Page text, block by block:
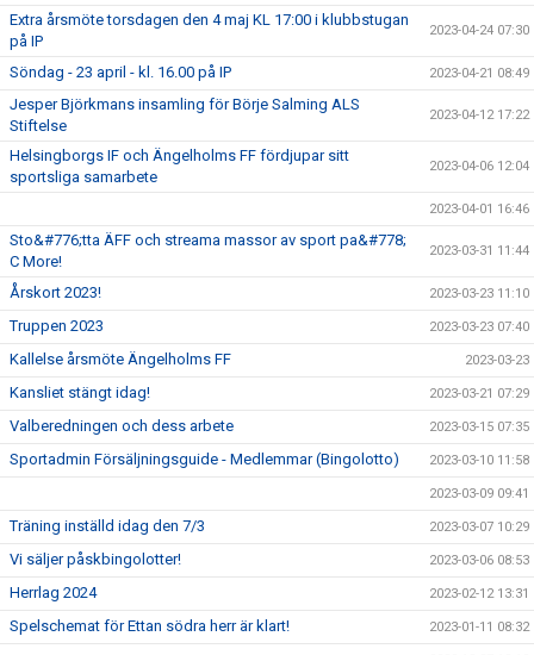
Extra årsmöte torsdagen den 4 maj KL 17:00 i klubbstugan
på IP
2023-04-24 07:30
Söndag - 23 april - kl. 16.00 på IP 2023-04-21 08:49
Jesper Björkmans insamling för Börje Salming ALS
Stiftelse
2023-04-12 17:22
Helsingborgs IF och Ängelholms FF fördjupar sitt
sportsliga samarbete
2023-04-06 12:04
2023-04-01 16:46
Sto&#776;tta ÄFF och streama massor av sport pa&#778;
C More!
2023-03-31 11:44
Årskort 2023! 2023-03-23 11:10
Truppen 2023 2023-03-23 07:40
Kallelse årsmöte Ängelholms FF 2023-03-23
Kansliet stängt idag! 2023-03-21 07:29
Valberedningen och dess arbete 2023-03-15 07:35
Sportadmin Försäljningsguide - Medlemmar (Bingolotto) 2023-03-10 11:58
2023-03-09 09:41
Träning inställd idag den 7/3 2023-03-07 10:29
Vi säljer påskbingolotter! 2023-03-06 08:53
Herrlag 2024 2023-02-12 13:31
Spelschemat för Ettan södra herr är klart! 2023-01-11 08:32